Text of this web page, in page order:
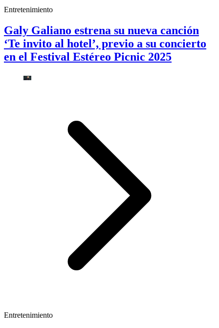
Entretenimiento
Galy Galiano estrena su nueva canción
‘Te invito al hotel’, previo a su concierto
en el Festival Estéreo Picnic 2025
Entretenimiento